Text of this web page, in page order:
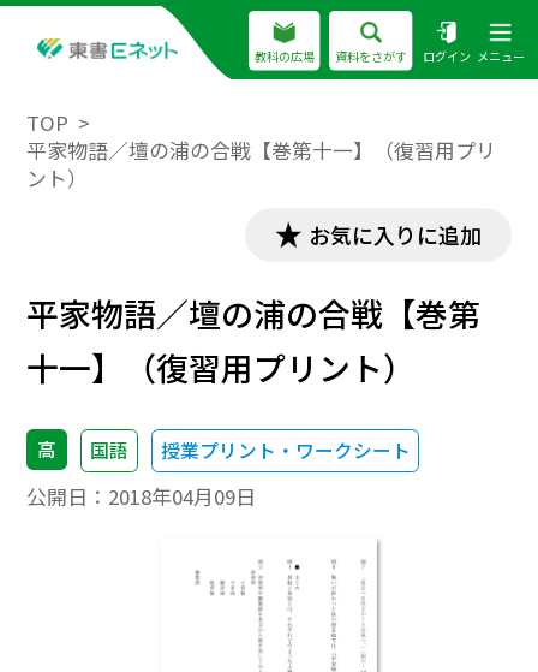
教科の広場 資料をさがす ログイン メニュー
TOP
平家物語／壇の浦の合戦【巻第十一】（復習用プリ
ント）
お気に入りに追加
平家物語／壇の浦の合戦【巻第
十一】（復習用プリント）
高 国語 授業プリント・ワークシート
公開日： 2018年04月09日